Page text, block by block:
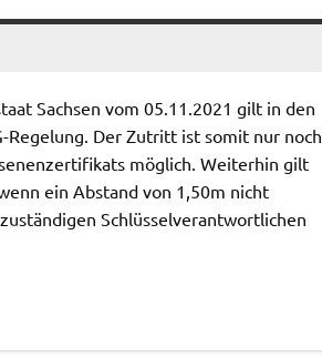
Sachsen vom 05.11.2021 gilt in den
Regelung. Der Zutritt ist somit nur noch
möglich. Weiterhin gilt
ein Abstand von 1,50m nicht
Schlüsselverantwortlichen